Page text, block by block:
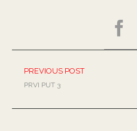
PREVIOUS POST
PRVI PUT 3